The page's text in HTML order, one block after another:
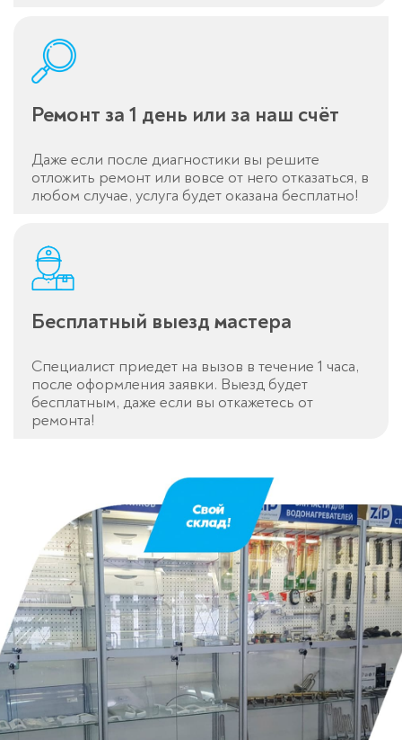
Ремонт за 1 день или за наш счёт
Даже если после диагностики вы решите
отложить ремонт или вовсе от него отказаться, в
любом случае, услуга будет оказана бесплатно!
Бесплатный выезд мастера
Специалист приедет на вызов в течение 1 часа,
после оформления заявки. Выезд будет
бесплатным, даже если вы откажетесь от
ремонта!